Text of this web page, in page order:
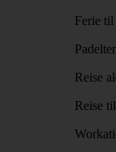
Ferie
Reise
Reise